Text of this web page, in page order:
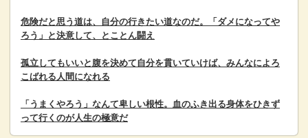
危険だと思う道は、自分の行きたい道なのだ。「ダメになってや
ろう」と決意して、とことん闘え
孤立してもいいと腹を決めて自分を貫いていけば、みんなによろ
こばれる人間になれる
「うまくやろう」なんて卑しい根性。血のふき出る身体をひきず
って行くのが人生の極意だ